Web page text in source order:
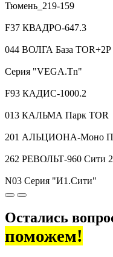
Тюмень_219-159
F37 КВАДРО-647.3
044 ВОЛГА База TOR+2P
Серия "VEGA.Tn"
F93 КАДИС-1000.2
013 КАЛЬМА Парк TOR
201 АЛЬЦИОНА-Моно
262 РЕВОЛЬТ-960 Сити
N03 Cерия "И1.Сити"
Остались
поможем!